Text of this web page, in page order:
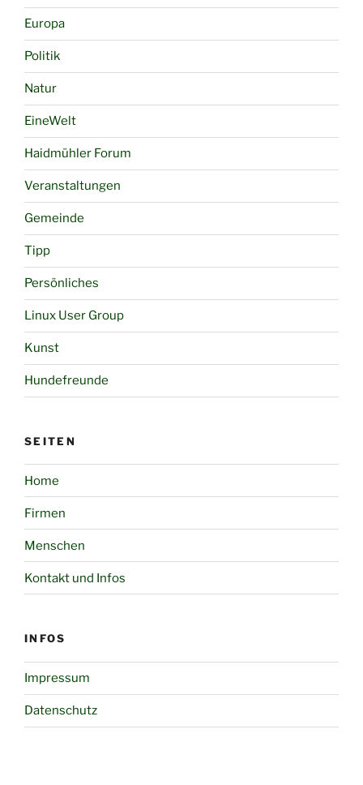
Europa
Politik
Natur
EineWelt
Haidmühler Forum
Veranstaltungen
Gemeinde
Tipp
Persönliches
Linux User Group
Kunst
Hundefreunde
SEITEN
Home
Firmen
Menschen
Kontakt und Infos
INFOS
Impressum
Datenschutz